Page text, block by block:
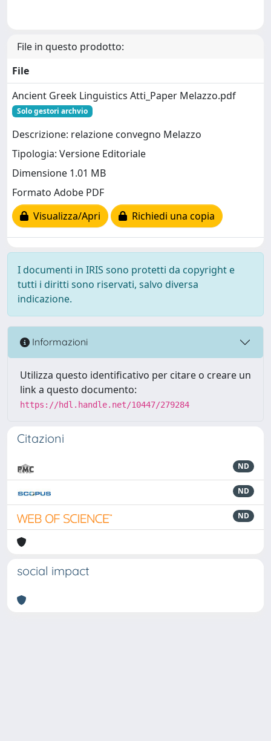
File in questo prodotto:
File
Ancient Greek Linguistics Atti_Paper Melazzo.pdf
Solo gestori archvio
Descrizione: relazione convegno Melazzo
Tipologia: Versione Editoriale
Dimensione 1.01 MB
Formato Adobe PDF
Visualizza/Apri
Richiedi una copia
I documenti in IRIS sono protetti da copyright e
tutti i diritti sono riservati, salvo diversa
indicazione.
Informazioni
Utilizza questo identificativo per citare o creare un
link a questo documento:
https://hdl.handle.net/10447/279284
Citazioni
ND
ND
ND
social impact